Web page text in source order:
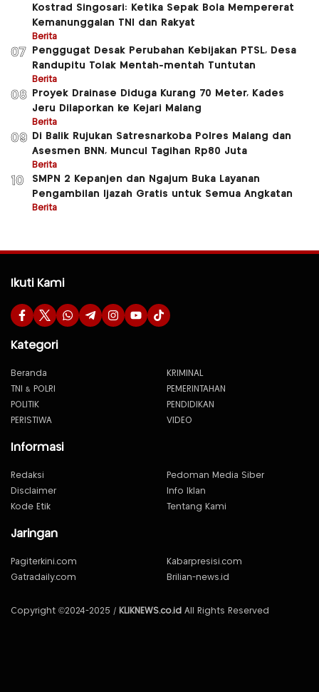
Kostrad Singosari: Ketika Sepak Bola Mempererat
Kemanunggalan TNI dan Rakyat
Berita
07
Penggugat Desak Perubahan Kebijakan PTSL, Desa
Randupitu Tolak Mentah-mentah Tuntutan
Berita
08
Proyek Drainase Diduga Kurang 70 Meter, Kades
Jeru Dilaporkan ke Kejari Malang
Berita
09
Di Balik Rujukan Satresnarkoba Polres Malang dan
Asesmen BNN, Muncul Tagihan Rp80 Juta
Berita
10
SMPN 2 Kepanjen dan Ngajum Buka Layanan
Pengambilan Ijazah Gratis untuk Semua Angkatan
Berita
Ikuti Kami
Kategori
Beranda
KRIMINAL
TNI & POLRI
PEMERINTAHAN
POLITIK
PENDIDIKAN
PERISTIWA
VIDEO
Informasi
Redaksi
Pedoman Media Siber
Disclaimer
Info Iklan
Kode Etik
Tentang Kami
Jaringan
Pagiterkini.com
Kabarpresisi.com
Gatradaily.com
Brilian-news.id
Copyright ©2024-2025 / KLIKNEWS.co.id All Rights Reserved